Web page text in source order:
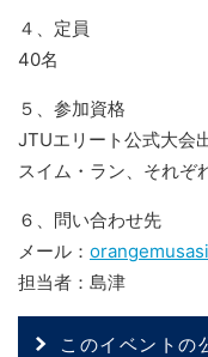
４、定員
40名
５、参加資格
JTUエリート公式大会
スイム・ラン、それぞ
６、問い合わせ先
メール：
担当者：島津
このイベントの